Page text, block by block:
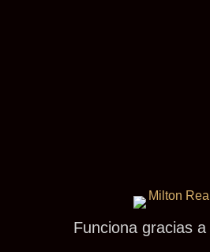
Funciona gracias a